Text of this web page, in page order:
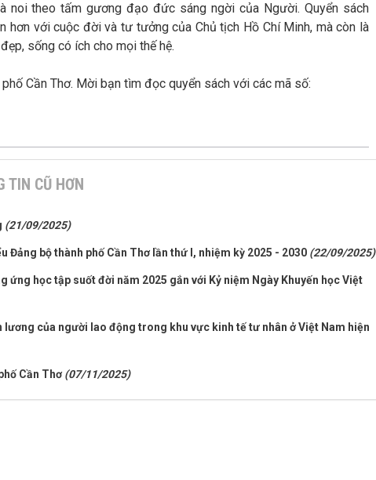
noi theo tấm gương đạo đức sáng ngời của Người. Quyển sách
với cuộc đời và tư tưởng của Chủ tịch Hồ Chí Minh, mà còn là
sống có ích cho mọi thế hệ.
Cần Thơ. Mời bạn tìm đọc quyển sách với các mã số:
TIN CŨ HƠN
(21/09/2025)
bộ thành phố Cần Thơ lần thứ I, nhiệm kỳ 2025 - 2030 (22/09/2025)
ứng học tập suốt đời năm 2025 gắn với Kỷ niệm Ngày Khuyến học Việt
của người lao động trong khu vực kinh tế tư nhân ở Việt Nam hiện
Cần Thơ(07/11/2025)